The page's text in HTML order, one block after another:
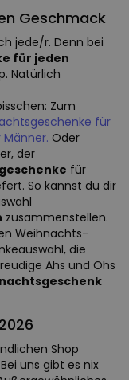
Geschmack
jede/r. Denn bei
für jeden
Natürlich
Zum
für
Oder
der
für
So kannst du dir
zusammenstellen.
Weihnachts-
die
Ahs und Ohs
Shop
uns gibt es nix